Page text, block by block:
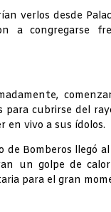
verlos desde
a congregarse
cubrirse del
en vivo a sus ídolos.
Bomberos llegó
un golpe de
para el gran